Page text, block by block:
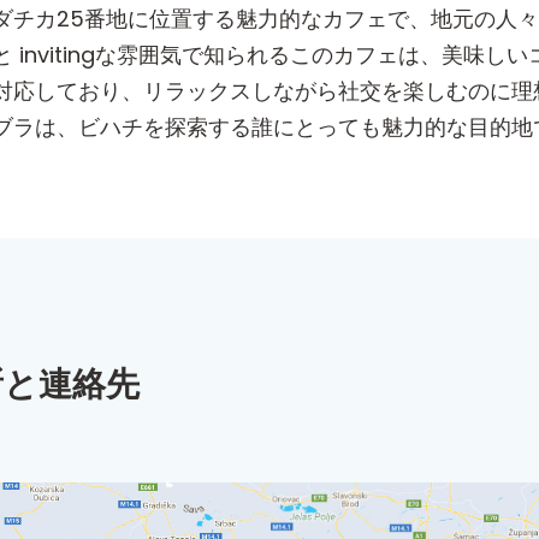
カ25番地に位置する魅力的なカフェで、地元の人
invitingな雰囲気で知られるこのカフェは、美味し
しており、リラックスしながら社交を楽しむのに
は、ビハチを探索する誰にとっても魅力的な目的
連絡先